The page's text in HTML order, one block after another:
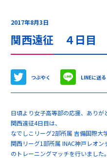
2017年8月3日
関西遠征 ４日目
つぶやく LINEに送る
日頃より女子高等部の応援、ありが
関西遠征4日目は、
なでしこリーグ2部所属 吉備国際
関西リーグ1部所属 INAC神戸レオ
のトレーニングマッチを行いました。